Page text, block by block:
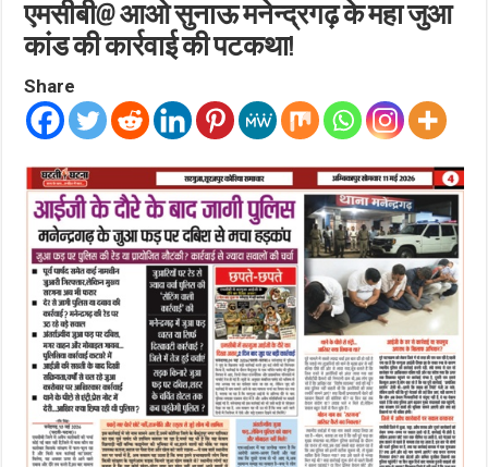
एमसीबी@ आओ सुनाऊ मनेन्द्रगढ़ के महा जुआ
कांड की कार्रवाई की पटकथा!
Share